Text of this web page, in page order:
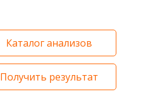
Каталог анализов
Получить результат